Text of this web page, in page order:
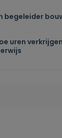
begeleider
uren